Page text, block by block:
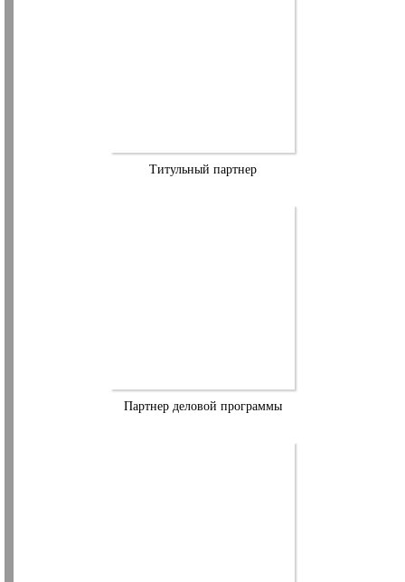
Титульный партнер
Партнер деловой программы